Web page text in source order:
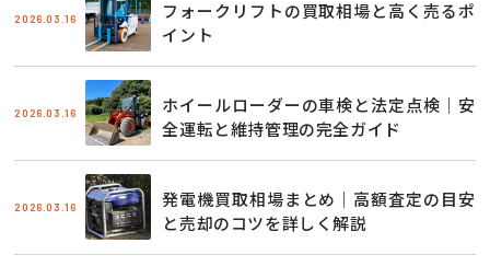
2026.03.16
フォークリフトの買取相場と高く売るポ
イント
2026.03.16
ホイールローダーの車検と法定点検｜安
全運転と維持管理の完全ガイド
2026.03.16
発電機買取相場まとめ｜高額査定の目安
と売却のコツを詳しく解説